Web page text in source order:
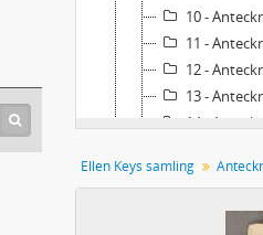
10 -
11 -
12 -
13 -
14 -
16 -
18 - Om
Ellen Keys samling